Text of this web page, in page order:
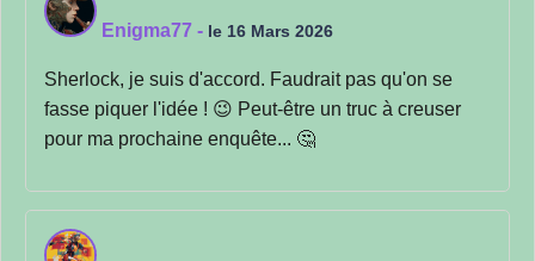
Enigma77 - le 16 Mars 2026
Sherlock, je suis d'accord. Faudrait pas qu'on se
fasse piquer l'idée ! 😉 Peut-être un truc à creuser
pour ma prochaine enquête... 🤔